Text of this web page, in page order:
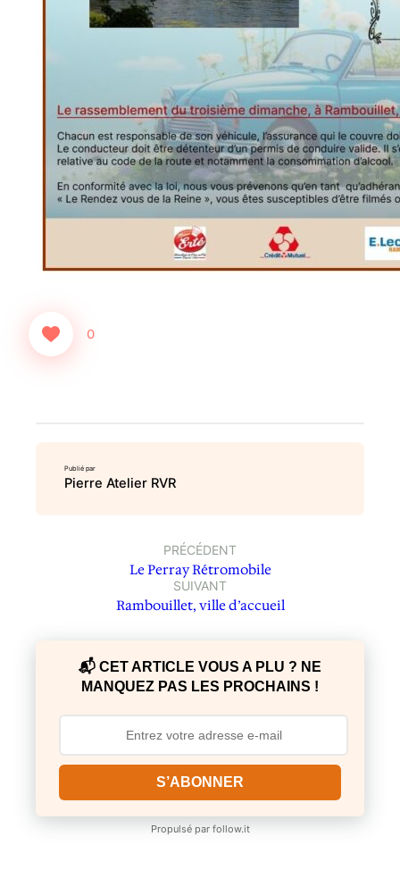
0
Publié par
Pierre Atelier RVR
PRÉCÉDENT
Le Perray Rétromobile
SUIVANT
Rambouillet, ville d’accueil
📬 CET ARTICLE VOUS A PLU ? NE
MANQUEZ PAS LES PROCHAINS !
S’ABONNER
Propulsé par follow.it